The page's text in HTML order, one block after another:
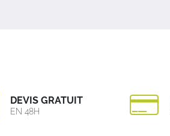
DEVIS GRATUIT
EN 48H